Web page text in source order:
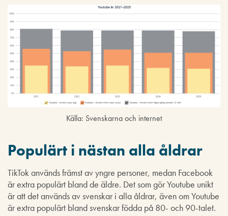
Källa: Svenskarna och internet
Populärt i nästan alla åldrar
TikTok används främst av yngre personer, medan Facebook
är extra populärt bland de äldre. Det som gör Youtube unikt
är att det används av svenskar i alla åldrar, även om Youtube
är extra populärt bland svenskar födda på 80- och 90-talet.